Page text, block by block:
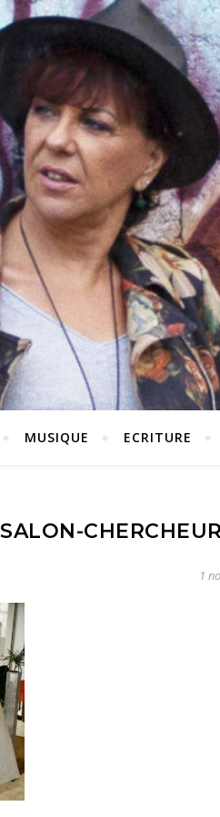
MUSIQUE ECRITURE
SALON-
1